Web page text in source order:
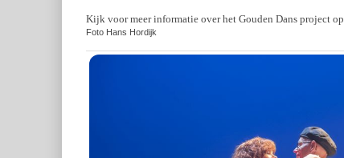
Kijk voor meer informatie over het Gouden Dans project op
Foto Hans Hordijk